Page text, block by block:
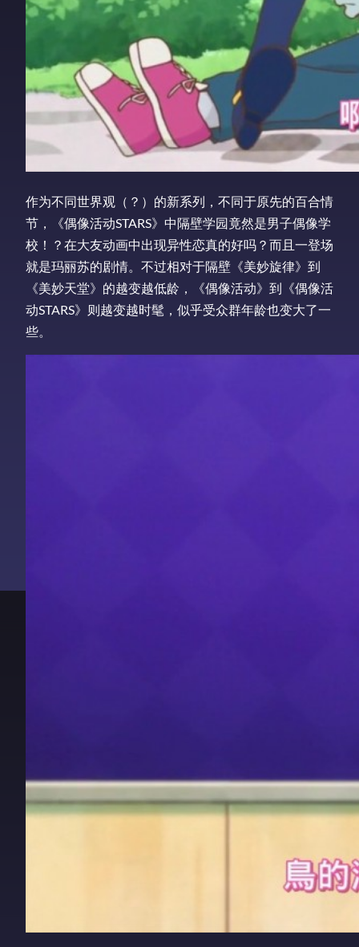
作为不同世界观（？）的新系列，不同于原先的百合情
节，《偶像活动STARS》中隔壁学园竟然是男子偶像学
校！？在大友动画中出现异性恋真的好吗？而且一登场
就是玛丽苏的剧情。不过相对于隔壁《美妙旋律》到
《美妙天堂》的越变越低龄，《偶像活动》到《偶像活
动STARS》则越变越时髦，似乎受众群年龄也变大了一
些。